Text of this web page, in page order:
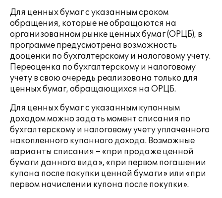
Для ценных бумаг с указанным сроком
обращения, которые не обращаются на
организованном рынке ценных бумаг (ОРЦБ), в
программе предусмотрена возможность
дооценки по бухгалтерскому и налоговому учету.
Переоценка по бухгалтерскому и налоговому
учету в свою очередь реализована только для
ценных бумаг, обращающихся на ОРЦБ.
Для ценных бумаг с указанным купонным
доходом можно задать момент списания по
бухгалтерскому и налоговому учету уплаченного
накопленного купонного дохода. Возможные
варианты списания – «при продаже ценной
бумаги данного вида», «при первом погашении
купона после покупки ценной бумаги» или «при
первом начислении купона после покупки».